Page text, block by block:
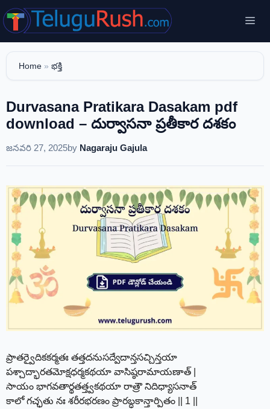
Skip
to
content
Home » భక్తి
Durvasana Pratikara Dasakam pdf
download – దుర్వాసనా ప్రతీకార దశకం
జనవరి 27, 2025by Nagaraju Gajula
ప్రాతర్వైదికకర్మతః తత్తదనుసద్వేదాన్తసచ్చిన్తయా
పశ్చాద్భారతమోక్షధర్మకథయా వాసిష్ఠరామాయణాత్ |
సాయం భాగవతార్థతత్త్వకథయా రాత్రౌ నిదిధ్యాసనాత్
కాలో గచ్ఛతు నః శరీరభరణం ప్రారబ్ధకాన్తార్పితం || 1 ||